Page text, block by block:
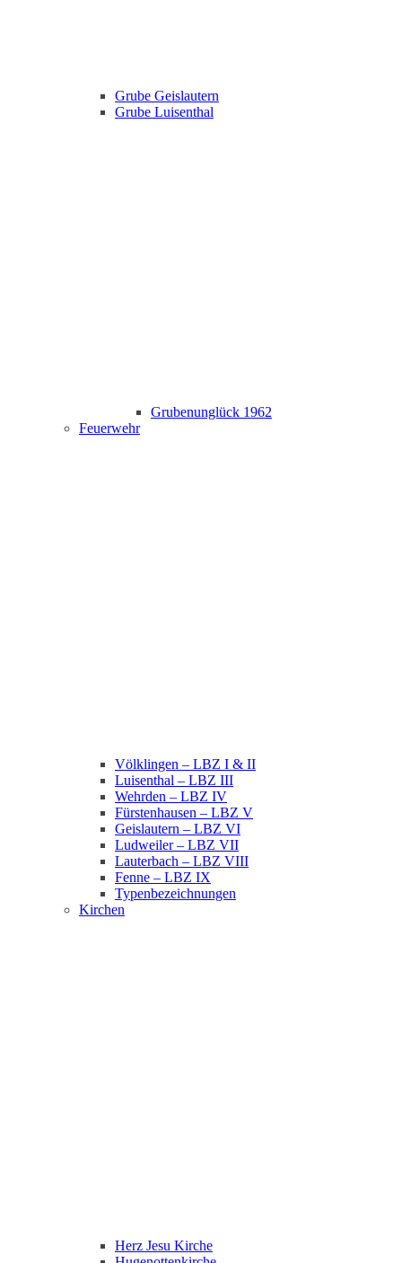
Grube Geislautern
Grube Luisenthal
Grubenunglück 1962
Feuerwehr
Völklingen – LBZ I & II
Luisenthal – LBZ III
Wehrden – LBZ IV
Fürstenhausen – LBZ V
Geislautern – LBZ VI
Ludweiler – LBZ VII
Lauterbach – LBZ VIII
Fenne – LBZ IX
Typenbezeichnungen
Kirchen
Herz Jesu Kirche